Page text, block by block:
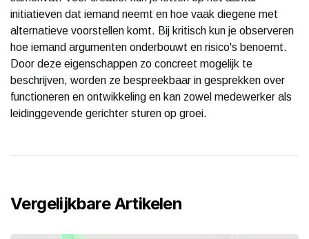
initiatieven dat iemand neemt en hoe vaak diegene met
alternatieve voorstellen komt. Bij kritisch kun je observeren
hoe iemand argumenten onderbouwt en risico's benoemt.
Door deze eigenschappen zo concreet mogelijk te
beschrijven, worden ze bespreekbaar in gesprekken over
functioneren en ontwikkeling en kan zowel medewerker als
leidinggevende gerichter sturen op groei.
Vergelijkbare Artikelen